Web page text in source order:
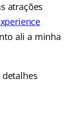
atrações
ali a minha